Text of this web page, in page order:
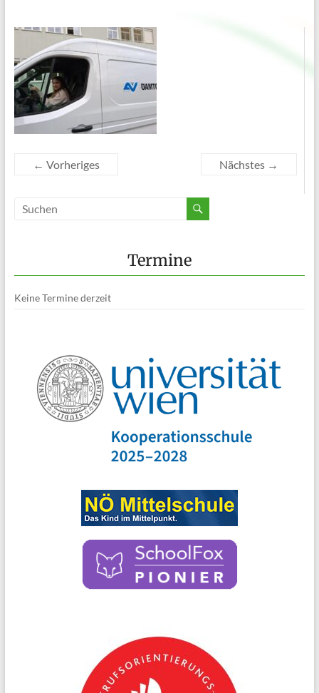
← Vorheriges Nächstes →
Termine
Keine Termine derzeit